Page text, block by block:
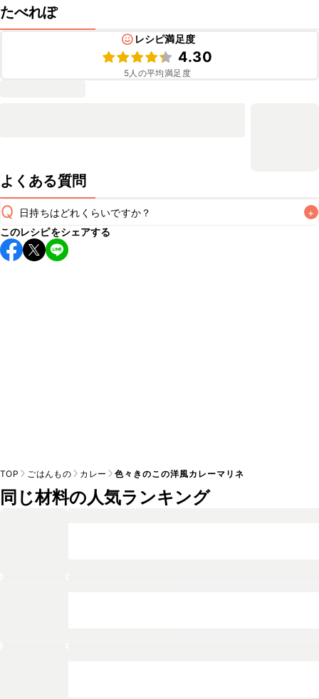
たべれぽ
レシピ満足度
4.30
5人の平均満足度
よくある質問
Q 日持ちはどれくらいですか？ +
保存期間は冷蔵で当日中が目安です。なるべくお早めにお召
し上がりください。
このレシピをシェアする
TOP ごはんもの カレー 色々きのこの洋風カレーマリネ
同じ材料の人気ランキング